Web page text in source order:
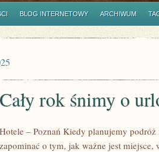
BLOG INTERNETOWY ARCHIWUM
Cały rok śnimy o
Hotele – Poznań Kiedy planujemy podróż
zapominać o tym, jak ważne jest